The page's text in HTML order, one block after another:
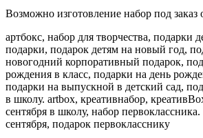
Возможно изготовление набор под заказ
артбокс, набор для творчества, подарки
подарки, подарок детям на новый год,
новогодний корпоративный подарок,
рождения в класс, подарки на день
подарки на выпускной в детский сад,
в школу. artbox, креативнабор,
сентября в школу, набор
сентября, подарок первокласснику